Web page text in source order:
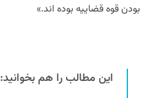
بودن قوه قضاییه بوده اند.»
این مطالب را هم بخوانید: